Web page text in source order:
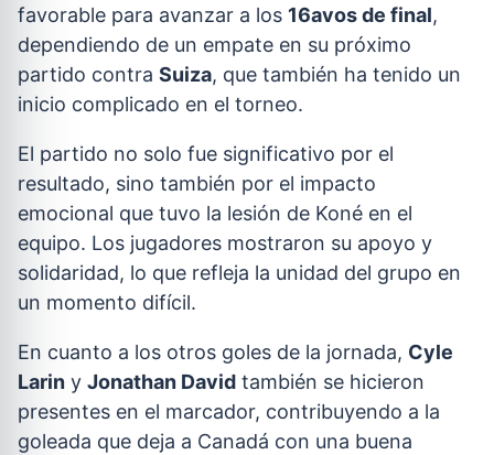
favorable para avanzar a los 16avos de final,
dependiendo de un empate en su próximo
partido contra Suiza, que también ha tenido un
inicio complicado en el torneo.
El partido no solo fue significativo por el
resultado, sino también por el impacto
emocional que tuvo la lesión de Koné en el
equipo. Los jugadores mostraron su apoyo y
solidaridad, lo que refleja la unidad del grupo en
un momento difícil.
En cuanto a los otros goles de la jornada, Cyle
Larin y Jonathan David también se hicieron
presentes en el marcador, contribuyendo a la
goleada que deja a Canadá con una buena